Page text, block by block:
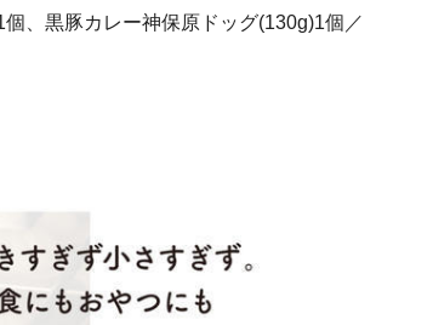
、黒豚カレー神保原ドッグ(130g)1個／